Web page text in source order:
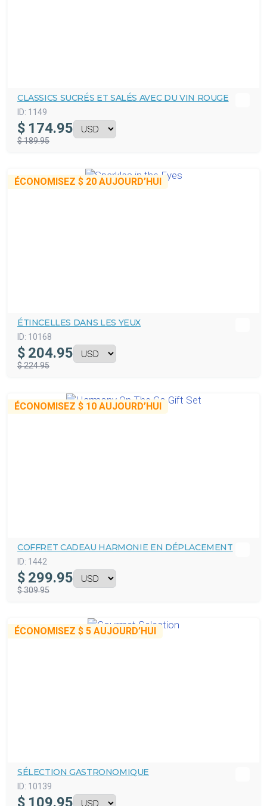
CLASSICS SUCRÉS ET SALÉS AVEC DU VIN ROUGE
ID: 1149
$ 174.95
$ 189.95
ÉCONOMISEZ $ 20 AUJOURD’HUI
ÉTINCELLES DANS LES YEUX
ID: 10168
$ 204.95
$ 224.95
ÉCONOMISEZ $ 10 AUJOURD’HUI
COFFRET CADEAU HARMONIE EN DÉPLACEMENT
ID: 1442
$ 299.95
$ 309.95
ÉCONOMISEZ $ 5 AUJOURD’HUI
SÉLECTION GASTRONOMIQUE
ID: 10139
$ 109.95